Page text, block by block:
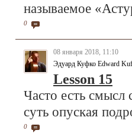
называемое
0
08 января 2018, 11:10
Эдуард Куфко Edward
Lesson 15
Часто есть смысл
суть опуская
0